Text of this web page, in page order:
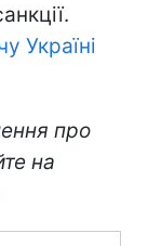
Україні
про
на